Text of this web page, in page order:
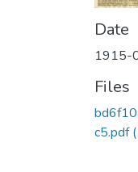
Date
1915-
Files
c5.pdf